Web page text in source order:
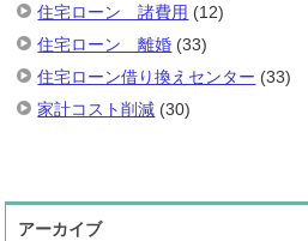
住宅ローン 諸費用 (12)
住宅ローン 離婚 (33)
住宅ローン借り換えセンター (33)
家計コスト削減 (30)
アーカイブ